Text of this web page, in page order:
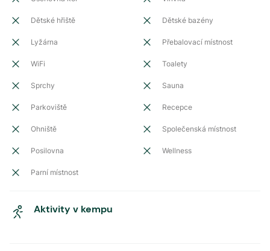
Dětské hřiště Dětské bazény
Lyžárna Přebalovací místnost
WiFi Toalety
Sprchy Sauna
Parkoviště Recepce
Ohniště Společenská místnost
Posilovna Wellness
Parní místnost
Aktivity v kempu